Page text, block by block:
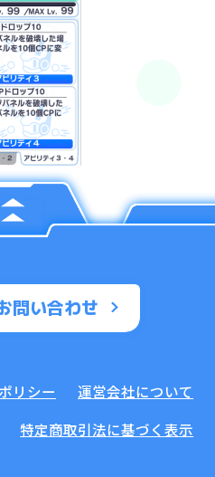
問い合わせ
リシー
運営会社について
特定商取引法に基づく表示